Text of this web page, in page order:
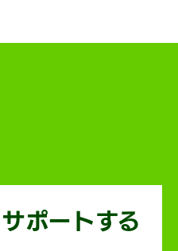
サポートする